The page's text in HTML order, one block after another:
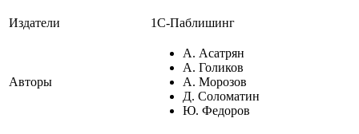
Издатели 1С-Паблишинг
Авторы
А. Асатрян
А. Голиков
А. Морозов
Д. Соломатин
Ю. Федоров